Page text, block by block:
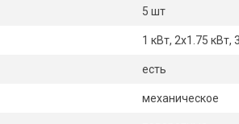
5 шт
1 кВт, 2х1.75 кВт,
есть
механическое